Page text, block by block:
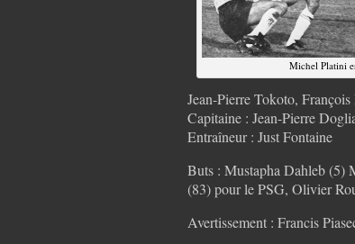
Michel Platini
Jean-Pierre Tokoto,
Capitaine : Jean-Pierre
Entraîneur : Just Fontaine
Buts : Mustapha Dahleb (5)
(83) pour le PSG, Olivier
Avertissement : Francis